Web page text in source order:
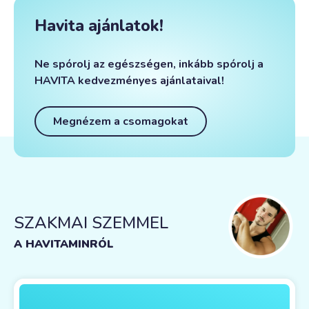
Havita ajánlatok!
Ne spórolj az egészségen, inkább spórolj a
HAVITA kedvezményes ajánlataival!
Megnézem a csomagokat
SZAKMAI SZEMMEL
A HAVITAMINRÓL
SZAKMAI SZEMMEL
A HAVITAMINRÓL
SZAKMAI SZEMMEL
A HAVITAMINRÓL
SZAKMAI SZEMMEL
A HAVITAMINRÓL